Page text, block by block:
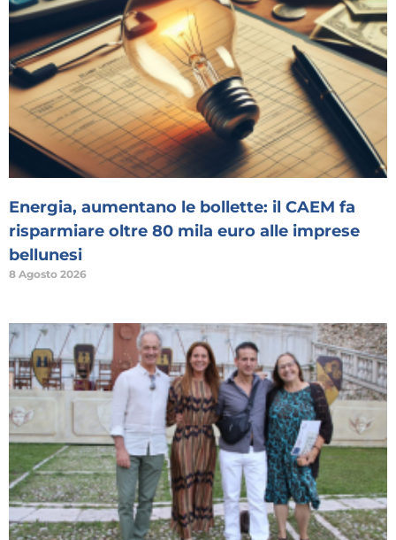
Energia, aumentano le bollette: il CAEM fa
risparmiare oltre 80 mila euro alle imprese
bellunesi
8 Agosto 2026